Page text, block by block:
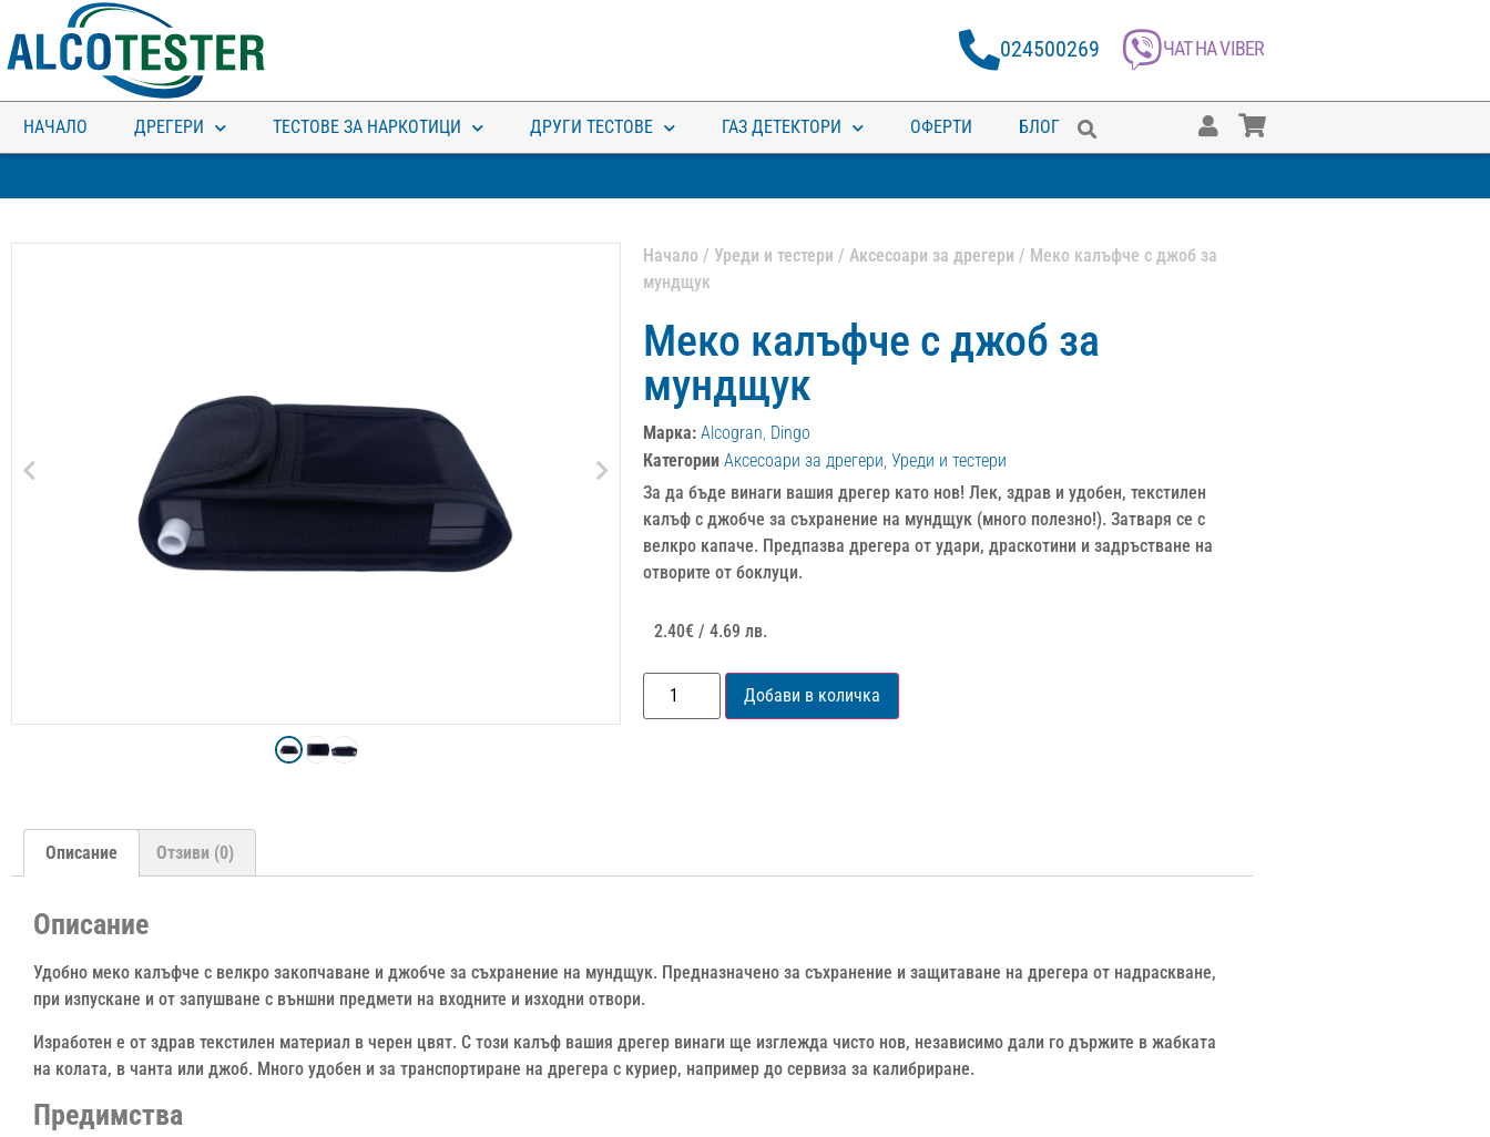
024500269 ЧАТ НА VIBER
НАЧАЛО ДРЕГЕРИ ТЕСТОВЕ ЗА НАРКОТИЦИ ДРУГИ ТЕСТОВЕ ГАЗ ДЕТЕКТОРИ ОФЕРТИ БЛОГ
Начало / Уреди и тестери / Аксесоари за дрегери / Меко калъфче с джоб за
мундщук
Меко калъфче с джоб за
мундщук
Марка: Alcogran, Dingo
Категории Аксесоари за дрегери, Уреди и тестери
За да бъде винаги вашия дрегер като нов! Лек, здрав и удобен, текстилен
калъф с джобче за съхранение на мундщук (много полезно!). Затваря се с
велкро капаче. Предпазва дрегера от удари, драскотини и задръстване на
отворите от боклуци.
2.40€ / 4.69 лв.
Добави в количка
Описание Отзиви (0)
Описание
Удобно меко калъфче с велкро закопчаване и джобче за съхранение на мундщук. Предназначено за съхранение и защитаване на дрегера от надраскване,
при изпускане и от запушване с външни предмети на входните и изходни отвори.
Изработен е от здрав текстилен материал в черен цвят. С този калъф вашия дрегер винаги ще изглежда чисто нов, независимо дали го държите в жабката
на колата, в чанта или джоб. Много удобен и за транспортиране на дрегера с куриер, например до сервиза за калибриране.
Предимства